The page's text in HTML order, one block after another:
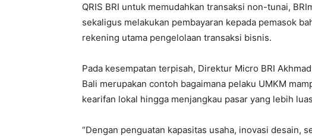
QRIS BRI untuk memudahkan transaksi non-tunai,
sekaligus melakukan pembayaran kepada pemasok
rekening utama pengelolaan transaksi bisnis.
Pada kesempatan terpisah, Direktur Micro BRI
Bali merupakan contoh bagaimana pelaku UMKM
kearifan lokal hingga menjangkau pasar yang lebih
“Dengan penguatan kapasitas usaha, inovasi desain,